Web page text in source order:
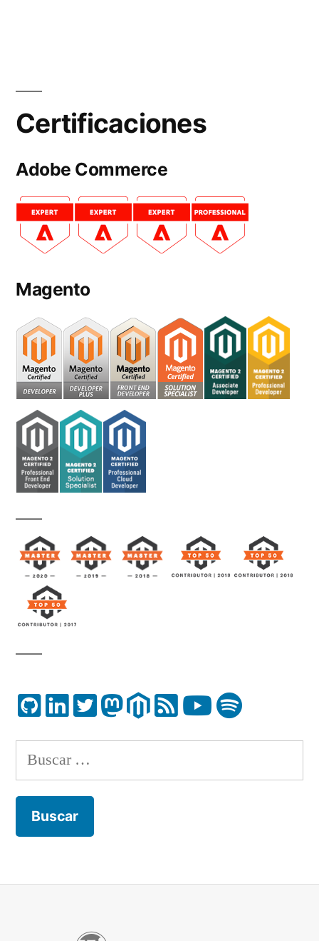
Certificaciones
Adobe Commerce
Magento
Buscar: